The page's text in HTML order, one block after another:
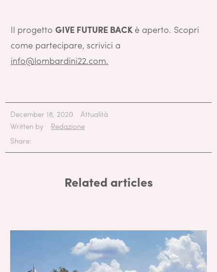
Il progetto GIVE FUTURE BACK è aperto. Scopri
come partecipare, scrivici a
info@lombardini22.com.
December 18, 2020
Attualità
Written by
Redazione
Share:
Related articles